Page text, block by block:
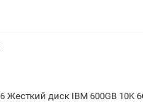
Жесткий диск IBM 600GB 10K